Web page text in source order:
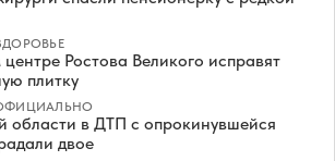
Ростова Великого исправят
плитку
области в ДТП с опрокинувшейся
двое